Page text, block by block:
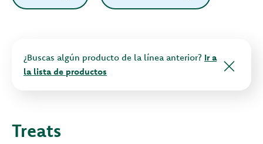
¿Buscas algún producto de la línea anterior? Ir a
la lista de productos
Treats